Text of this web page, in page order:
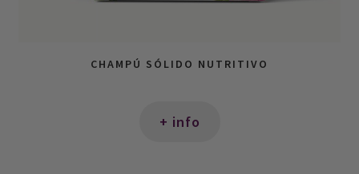
CHAMPÚ SÓLIDO NUTRITIVO
+ info